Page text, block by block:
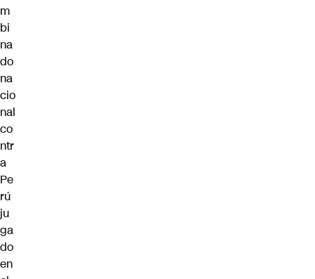
m
bi
na
do
na
cio
nal
co
ntr
a
Pe
rú
ju
ga
do
en